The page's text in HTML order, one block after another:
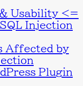
Usability <=
Injection
Affected by
Plugin